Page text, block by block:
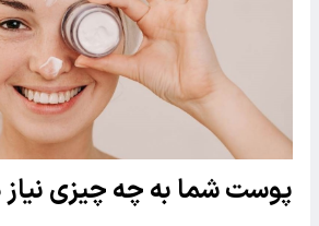
پوست شما به چه چیزی نیاز